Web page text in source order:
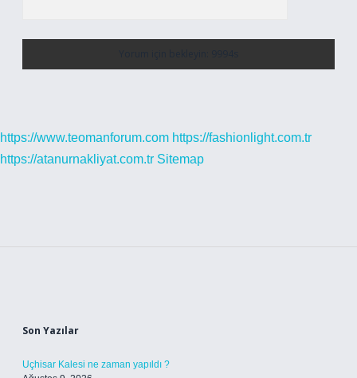
https://www.teomanforum.com https://fashionlight.com.tr
https://atanurnakliyat.com.tr Sitemap
Son Yazılar
Uçhisar Kalesi ne zaman yapıldı ?